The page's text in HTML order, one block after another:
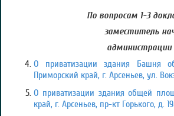
По вопросам 1-3
заместитель
администрации
О приватизации здания Башня
Приморский край, г. Арсеньев, ул.
О приватизации здания общей
край, г. Арсеньев, пр-кт Горького, д.